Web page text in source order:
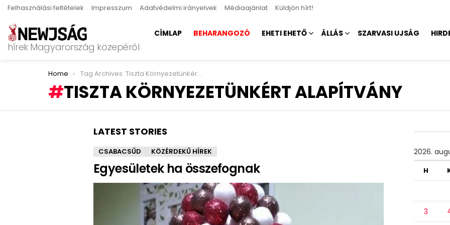
Felhasználási feltételek Impresszum Adatvédelmi irányelvek Médiaajánlat Küldjön hírt!
hírek Magyarország közepéről
CÍMLAP BEHARANGOZÓ EHETI EHETŐ ÁLLÁS SZARVASI UJSÁG
You are here:
Home Tag Archives: Tiszta Környezetünkért Alapítvány
TISZTA KÖRNYEZETÜNKÉRT ALAPÍTVÁNY
LATEST STORIES
CSABACSŰD KÖZÉRDEKŰ HÍREK
Egyesületek ha összefognak
2026.
H
3